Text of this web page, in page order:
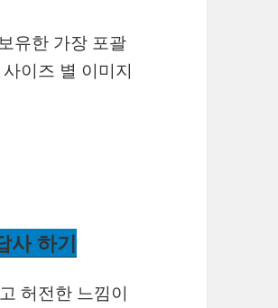
유한 가장 포괄
이즈 별 이미지
사 하기
허전한 느낌이